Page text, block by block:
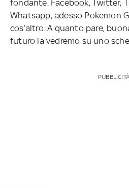
fondante. Facebook, Twitter,
Whatsapp, adesso Pokemon
cos’altro. A quanto pare,
futuro la vedremo su uno
PUBBLICITÀ